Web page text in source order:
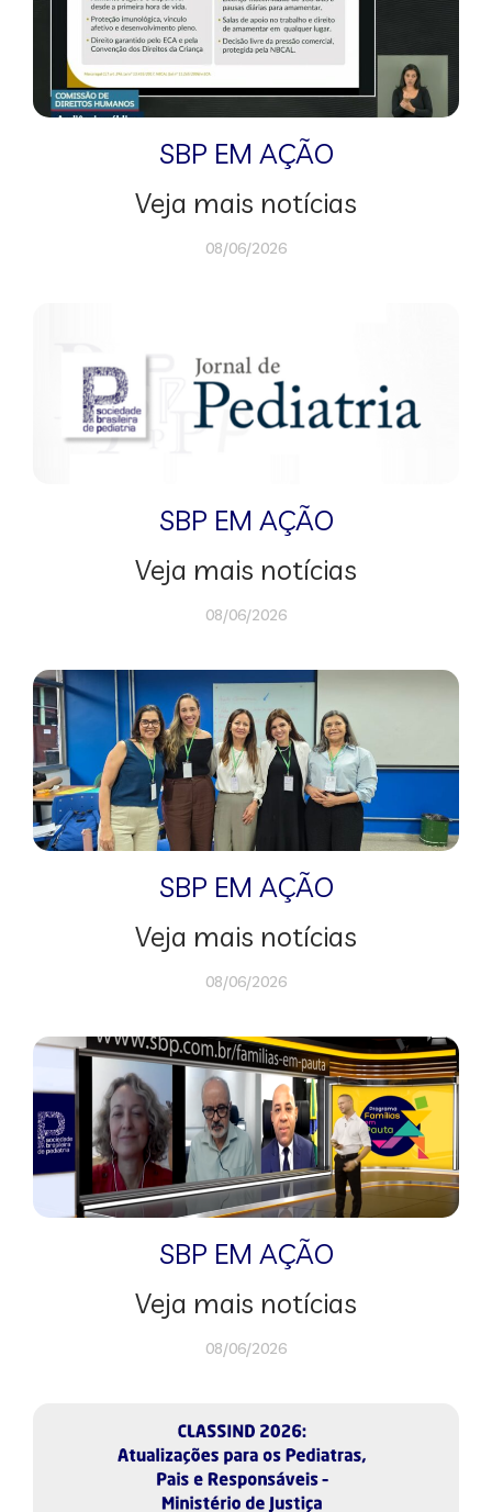
SBP EM AÇÃO
Veja mais notícias
08/06/2026
SBP EM AÇÃO
Veja mais notícias
08/06/2026
SBP EM AÇÃO
Veja mais notícias
08/06/2026
SBP EM AÇÃO
Veja mais notícias
08/06/2026